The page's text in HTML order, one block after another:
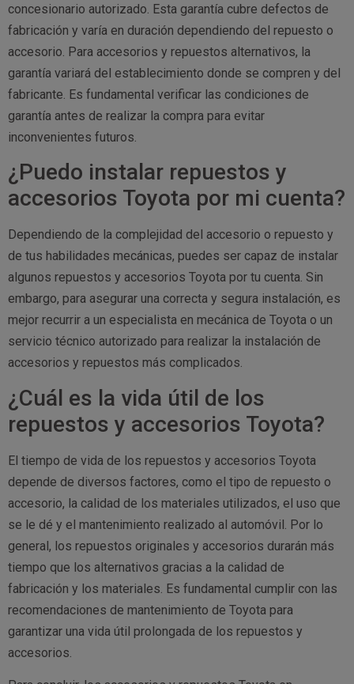
concesionario autorizado. Esta garantía cubre defectos de
fabricación y varía en duración dependiendo del repuesto o
accesorio. Para accesorios y repuestos alternativos, la
garantía variará del establecimiento donde se compren y del
fabricante. Es fundamental verificar las condiciones de
garantía antes de realizar la compra para evitar
inconvenientes futuros.
¿Puedo instalar repuestos y
accesorios Toyota por mi cuenta?
Dependiendo de la complejidad del accesorio o repuesto y
de tus habilidades mecánicas, puedes ser capaz de instalar
algunos repuestos y accesorios Toyota por tu cuenta. Sin
embargo, para asegurar una correcta y segura instalación, es
mejor recurrir a un especialista en mecánica de Toyota o un
servicio técnico autorizado para realizar la instalación de
accesorios y repuestos más complicados.
¿Cuál es la vida útil de los
repuestos y accesorios Toyota?
El tiempo de vida de los repuestos y accesorios Toyota
depende de diversos factores, como el tipo de repuesto o
accesorio, la calidad de los materiales utilizados, el uso que
se le dé y el mantenimiento realizado al automóvil. Por lo
general, los repuestos originales y accesorios durarán más
tiempo que los alternativos gracias a la calidad de
fabricación y los materiales. Es fundamental cumplir con las
recomendaciones de mantenimiento de Toyota para
garantizar una vida útil prolongada de los repuestos y
accesorios.